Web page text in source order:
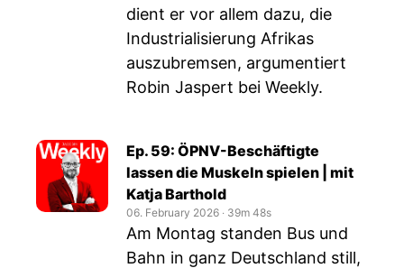
dient er vor allem dazu, die
Industrialisierung Afrikas
auszubremsen, argumentiert
Robin Jaspert bei Weekly.
Ep. 59: ÖPNV-Beschäftigte
lassen die Muskeln spielen | mit
Katja Barthold
06. February 2026 ‧ 39m 48s
Am Montag standen Bus und
Bahn in ganz Deutschland still,